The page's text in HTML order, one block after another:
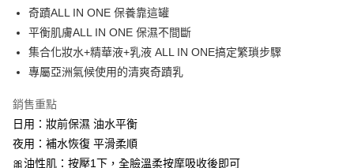
１．簡單：不需註冊會員、不需綁卡、不需儲值。
２．便利：只要手機號碼，簡訊認證，即可結帳。
３．安心：先確認商品／服務後，再付款。
【「AFTEE先享後付」結帳流程】
結帳頁面，進行簡訊認證並確認金額後，即可完成結帳。
２．訂單成立數日內，您將收到繳費通知簡訊。
３．收到繳費通知簡訊後14天內，點擊此簡訊中的連結，可透過四大超商／
ATM／網路銀行／等多元方式進行付款，方視為交易完成。
※ 請注意：結帳手續完成當下不需立刻繳費，但若您需要取消訂單，請聯絡
運送方式
【免運】全家-取貨付款
每筆NT$80，滿NT$612(含以上)免運費
【免運】付款後-全家取貨
每筆NT$80，滿NT$612(含以上)免運費
【免運】萊爾富-取貨付款
奇蹟ALL IN ONE 保養靠這罐
平衡肌膚ALL IN ONE 保濕不間斷
集合化妝水+精華液+乳液 ALL IN ONE搞定繁瑣步驟
專屬亞洲氣候使用的清爽奇蹟乳
銷售重點
日用：妝前保濕 油水平衡
夜用：補水恢復 平滑柔順
🎀油性肌：按壓1下，全臉溫柔按摩吸收後即可